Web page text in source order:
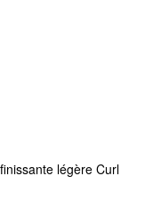
légère Curl